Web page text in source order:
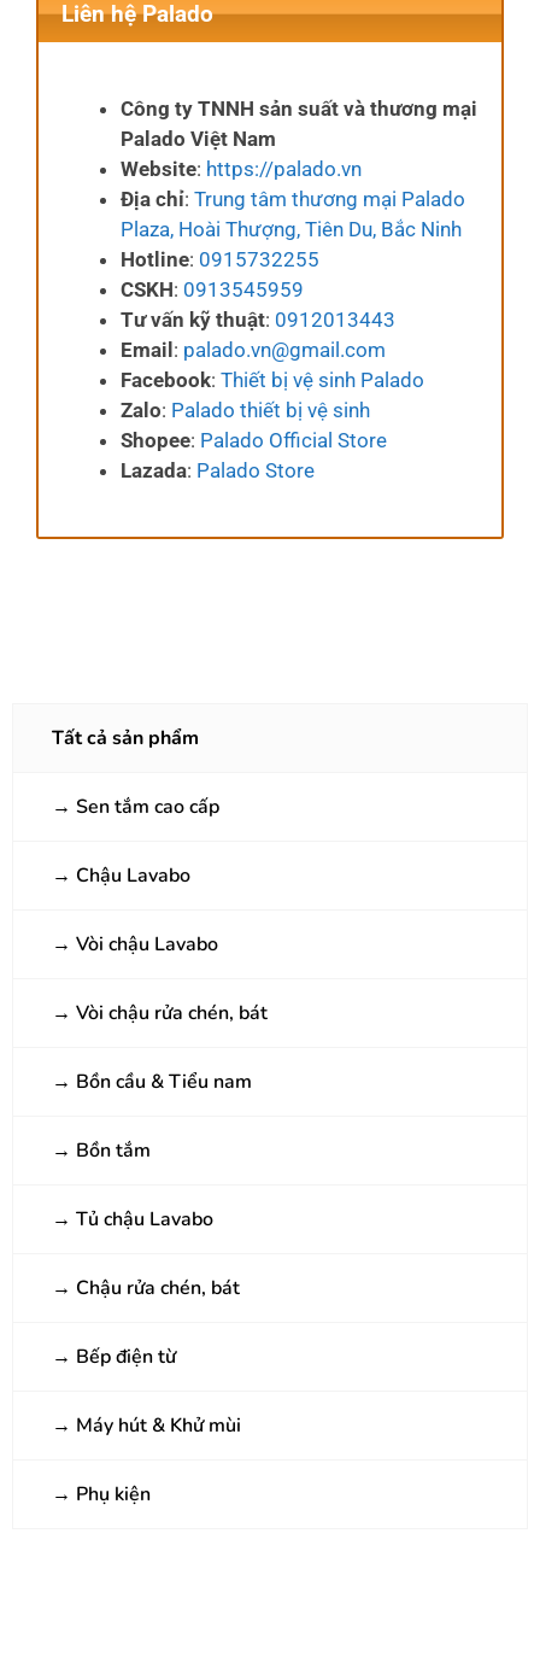
Liên hệ Palado
Công ty TNNH sản suất và thương mại
Palado Việt Nam
Website: https://palado.vn
Địa chỉ: Trung tâm thương mại Palado
Plaza, Hoài Thượng, Tiên Du, Bắc Ninh
Hotline: 0915732255
CSKH: 0913545959
Tư vấn kỹ thuật: 0912013443
Email: palado.vn@gmail.com
Facebook: Thiết bị vệ sinh Palado
Zalo: Palado thiết bị vệ sinh
Shopee: Palado Official Store
Lazada: Palado Store
Tất cả sản phẩm
→ Sen tắm cao cấp
→ Chậu Lavabo
→ Vòi chậu Lavabo
→ Vòi chậu rửa chén, bát
→ Bồn cầu & Tiểu nam
→ Bồn tắm
→ Tủ chậu Lavabo
→ Chậu rửa chén, bát
→ Bếp điện từ
→ Máy hút & Khử mùi
→ Phụ kiện